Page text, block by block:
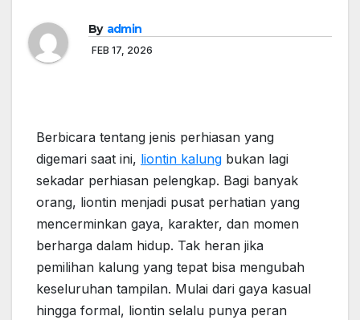
By admin
FEB 17, 2026
Berbicara tentang jenis perhiasan yang
digemari saat ini, liontin kalung bukan lagi
sekadar perhiasan pelengkap. Bagi banyak
orang, liontin menjadi pusat perhatian yang
mencerminkan gaya, karakter, dan momen
berharga dalam hidup. Tak heran jika
pemilihan kalung yang tepat bisa mengubah
keseluruhan tampilan. Mulai dari gaya kasual
hingga formal, liontin selalu punya peran